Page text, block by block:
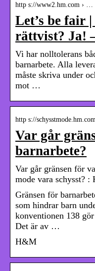
http s://www2.hm.com › …
Let’s be fair
rättvist? Ja!
Vi har nolltolerans
barnarbete. Alla
måste skriva under
mot …
http s://
Var går
barnarbete?
Var går gränsen för
mode vara schysst? :
Gränsen för
som hindrar barn
konventionen 138
Det är av …
H&M